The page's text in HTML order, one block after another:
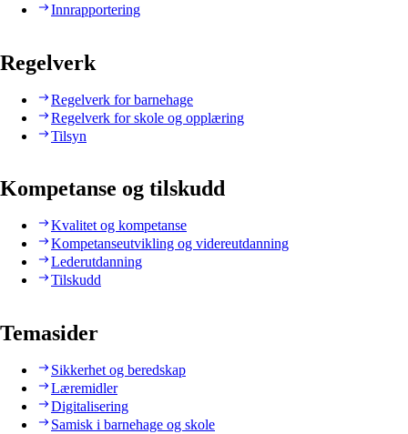
Innrapportering
Regelverk
Regelverk for barnehage
Regelverk for skole og opplæring
Tilsyn
Kompetanse og tilskudd
Kvalitet og kompetanse
Kompetanseutvikling og videreutdanning
Lederutdanning
Tilskudd
Temasider
Sikkerhet og beredskap
Læremidler
Digitalisering
Samisk i barnehage og skole